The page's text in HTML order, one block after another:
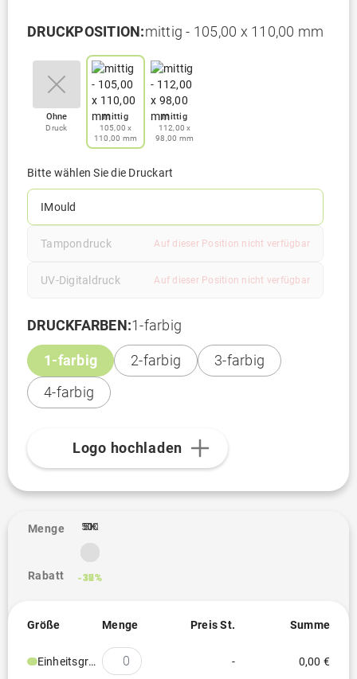
DRUCKPOSITION:mittig - 105,00 x 110,00 mm
Ohne
Druck
mittig
105,00 x
110,00 mm
mittig
112,00 x
98,00 mm
Bitte wählen Sie die Druckart
IMould
Tampondruck Auf dieser Position nicht verfügbar
UV-Digitaldruck Auf dieser Position nicht verfügbar
DRUCKFARBEN:1-farbig
1-farbig 2-farbig
3-farbig
4-farbig
Logo hochladen
Menge
Rabatt
1
500
-12%
1K
-30%
5K
-36%
10K
-37%
Größe Menge Preis St. Summe
Einheitsgröße - 0,00 €